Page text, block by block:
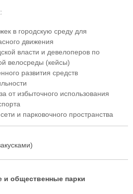
в городскую среду для
движения
власти и девелоперов по
велосреды (кейсы)
развития средств
от избыточного использования
и парковочного пространства
и общественные парки